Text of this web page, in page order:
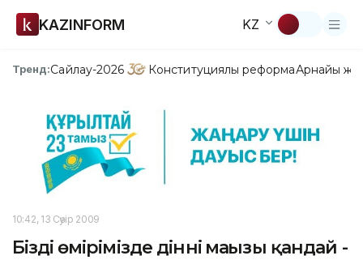
KAZINFORM KZ
Тренд:Сайлау-2026 Конституциялық реформаАрнайы
10:42, 13 Сәуір 2009
Біздің өмірімізде діннің маңызы қандай -